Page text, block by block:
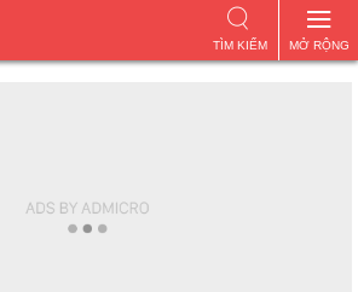
MỞ RỘNG
TÌM KIẾM